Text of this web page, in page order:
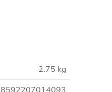
2.75 kg